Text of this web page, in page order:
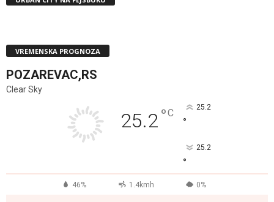
VREMENSKA PROGNOZA
POZAREVAC,RS
Clear Sky
25.2°C 25.2
°
25.2
°
46% 1.4kmh 0%